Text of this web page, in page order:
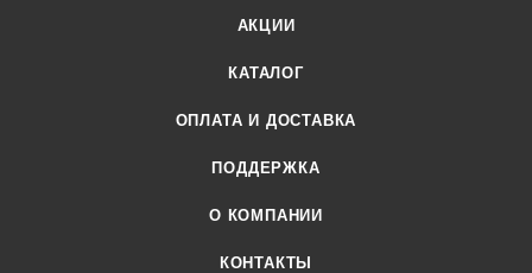
АКЦИИ
КАТАЛОГ
ОПЛАТА И ДОСТАВКА
ПОДДЕРЖКА
О КОМПАНИИ
КОНТАКТЫ